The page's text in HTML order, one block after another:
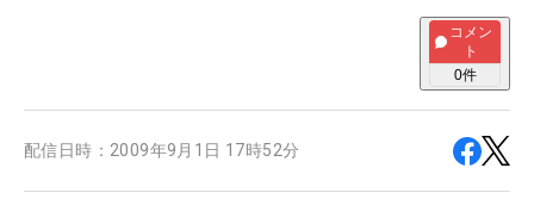
コメン
ト
0件
配信日時： 2009年9月1日 17時52分